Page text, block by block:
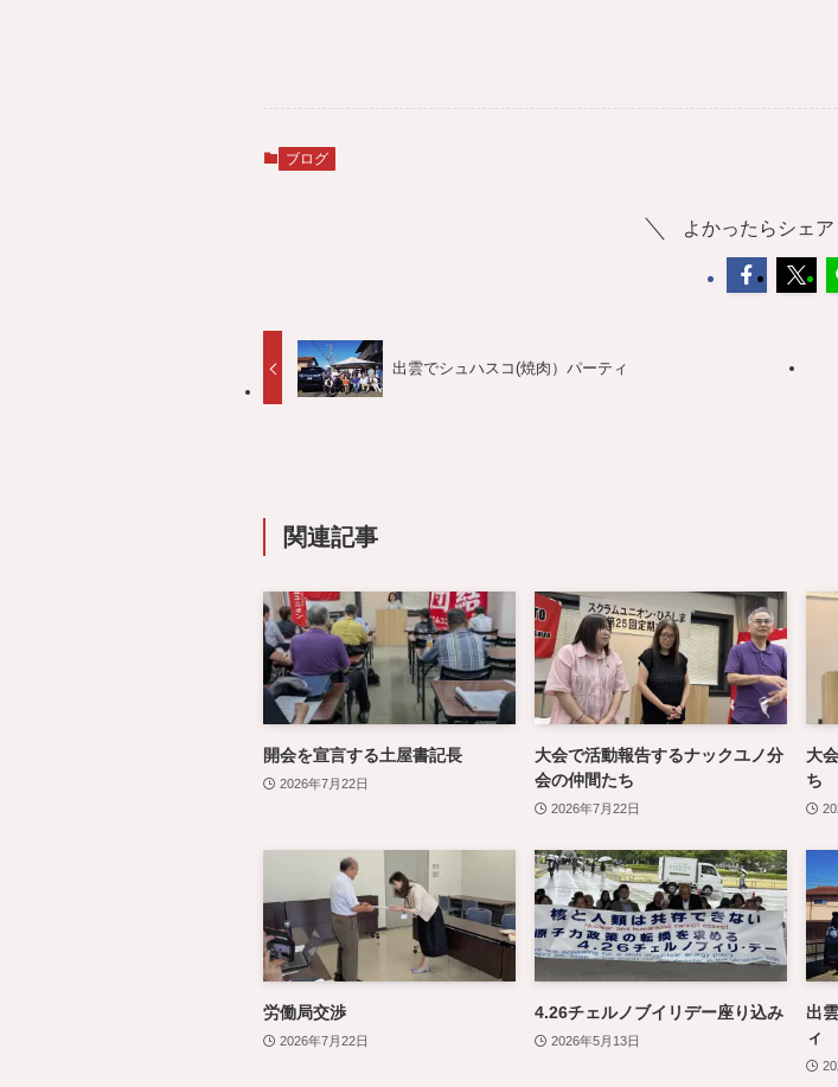
ブログ
よかったらシェア
出雲でシュハスコ(焼肉）パーティ
関連記事
開会を宣言する土屋書記長
2026年7月22日
大会で活動報告するナックユノ分
会の仲間たち
2026年7月22日
大
ち
労働局交渉
2026年7月22日
4.26チェルノブイリデー座り込み
2026年5月13日
出
ィ